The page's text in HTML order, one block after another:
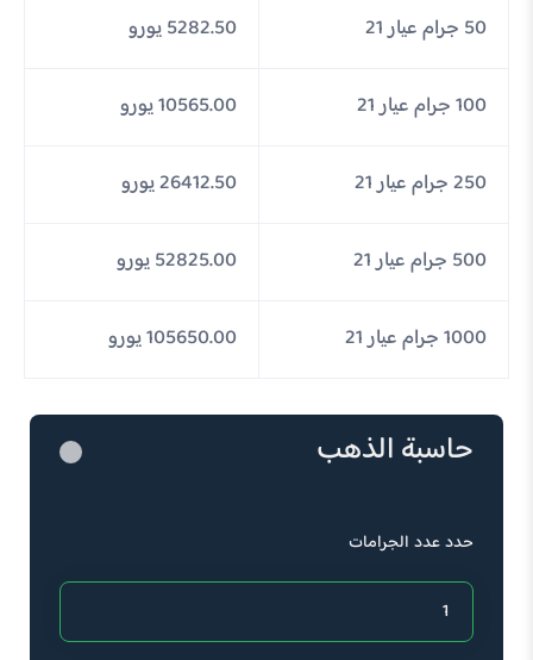
50 جرام عيار 21 5282.50 يورو
100 جرام عيار 21 10565.00 يورو
250 جرام عيار 21 26412.50 يورو
500 جرام عيار 21 52825.00 يورو
1000 جرام عيار 21 105650.00 يورو
حاسبة الذهب
حدد عدد الجرامات